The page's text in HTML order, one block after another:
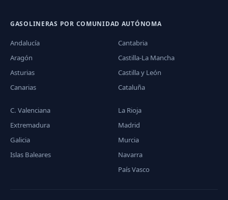
GASOLINERAS POR COMUNIDAD AUTÓNOMA
Andalucía
Aragón
Asturias
Canarias
Cantabria
Castilla-La Mancha
Castilla y León
Cataluña
C. Valenciana
Extremadura
Galicia
Islas Baleares
La Rioja
Madrid
Murcia
Navarra
País Vasco